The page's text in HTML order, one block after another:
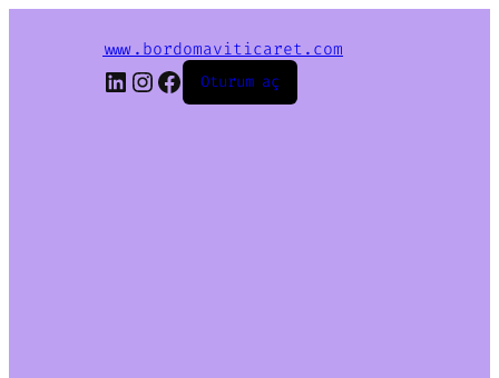
www.bordomaviticaret.com
LinkedIn
Instagram
Facebook
Oturum aç